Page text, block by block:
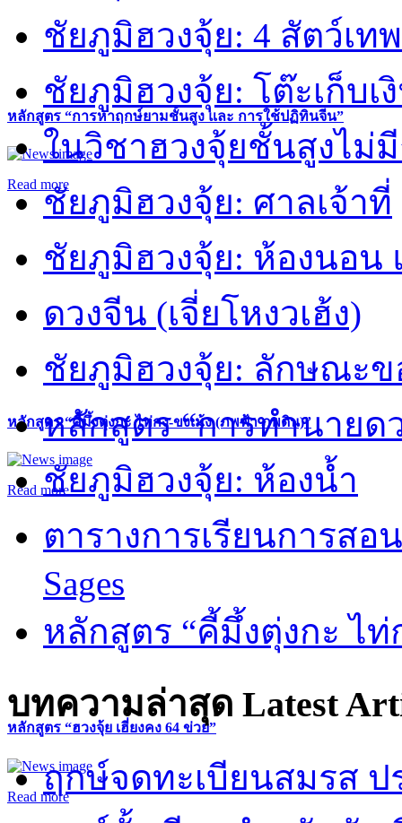
หลักสูตร “การหาฤกษ์ยามชั้นสูง และ การใช้ปฏิทินจีน”
Read more
หลักสูตร “คี้มึ้งตุ่งกะ ไท่กง-ขงเม้ง (ภพฟ้า ภพดิน)”
Read more
หลักสูตร “ฮวงจุ้ย เฮี่ยงคง 64 ข่วย”
Read more
ชัยภูมิฮวงจุ้ย: 4 สัตว์เทพ
ชัยภูมิฮวงจุ้ย: โต๊ะเก็บเ
ในวิชาฮวงจุ้ยชั้นสูงไม่
ชัยภูมิฮวงจุ้ย: ศาลเจ้าที่
ชัยภูมิฮวงจุ้ย: ห้องนอน
ดวงจีน (เจี่ยโหงวเฮ้ง)
ชัยภูมิฮวงจุ้ย: ลักษณะ
หลักสูตร “การทำนายด
ชัยภูมิฮวงจุ้ย: ห้องน้ำ
ตารางการเรียนการส
Sages
หลักสูตร “คี้มึ้งตุ่งกะ ไ
บทความล่าสุด Latest
ฤกษ์จดทะเบียนสมรส ป